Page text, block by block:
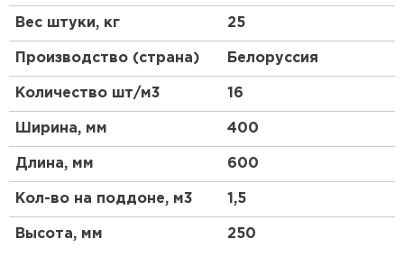
химическая реакция, в результате которой
образуются поры, придающие материалу легкость
и хорошие теплоизоляционные свойства.
Почему выбирают газобетон?
Газобетонный блок обладает рядом преимуществ,
таких как высокая прочность, легкость в
обработке, экологичность и долговечность.
Благодаря своей пористой структуре, газоблок
обеспечивает отличную тепло- и звукоизоляцию,
что делает его идеальным выбором для
строительства жилых и коммерческих зданий.
Вес штуки, кг 25
Производство (страна) Белоруссия
Количество шт/м3 16
Ширина, мм 400
Длина, мм 600
Кол-во на поддоне, м3 1,5
Высота, мм 250